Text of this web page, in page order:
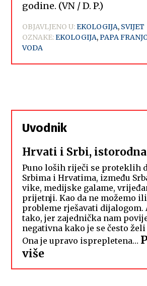
godine. (VN / D. P.)
OBJAVLJENO U:EKOLOGIJA, SVIJET
OZNAKE:EKOLOGIJA,PAPA
VODA
Uvodnik
Hrvati i Srbi,
Puno loših riječi se proteklih
Srbima i Hrvatima, između
vike, medijske galame,
prijetnji. Kao da ne možemo
probleme rješavati dijalogom.
tako, jer zajednička nam
negativna kako je se često
Ona je upravo isprepletena…
više:
Hrvati